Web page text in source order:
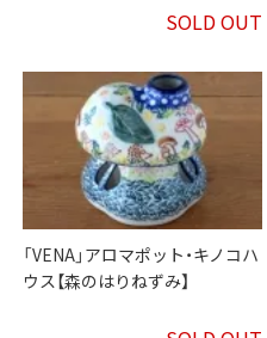
SOLD OUT
「VENA」アロマポット・キノコハ
ウス【森のはりねずみ】